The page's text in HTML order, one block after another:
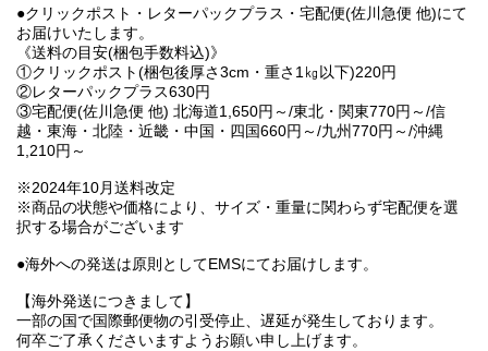
●クリックポスト・レターパックプラス・宅配便(佐川急便 他)にて
お届けいたします。
《送料の目安(梱包手数料込)》
①クリックポスト(梱包後厚さ3cm・重さ1㎏以下)220円
②レターパックプラス630円
③宅配便(佐川急便 他) 北海道1,650円～/東北・関東770円～/信
越・東海・北陸・近畿・中国・四国660円～/九州770円～/沖縄
1,210円～
※2024年10月送料改定
※商品の状態や価格により、サイズ・重量に関わらず宅配便を選
択する場合がございます
●海外への発送は原則としてEMSにてお届けします。
【海外発送につきまして】
一部の国で国際郵便物の引受停止、遅延が発生しております。
何卒ご了承くださいますようお願い申し上げます。